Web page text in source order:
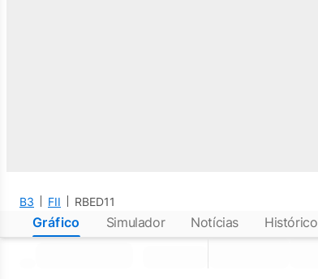
B3 FII RBED11
Gráfico Simulador Notícias Histórico